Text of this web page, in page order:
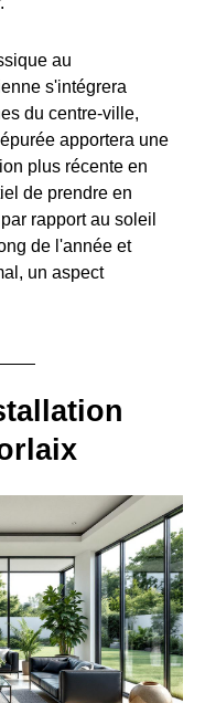
au
s'intégrera
du centre-ville,
apportera une
plus récente en
de prendre en
rapport au soleil
de l'année et
un aspect